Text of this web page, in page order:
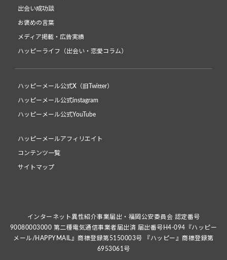
出会い成功談
お褒めの言葉
メディア掲載・広告実績
ハッピーライフ（出会い・恋愛コラム）
ハッピーメール公式X（旧Twitter）
ハッピーメール公式instagram
ハッピーメール公式YouTube
ハッピーメールアフィリエイト
コンテンツ一覧
サイトマップ
インターネット異性紹介事業届出・福岡公安委員会 認定番号
90080003000 第二種電気通信事業者届出済 届出番号H4-094『ハッピー
メール/HAPPYMAIL』商標登録第5150003号 『ハッピー』商標登録第
6953061号